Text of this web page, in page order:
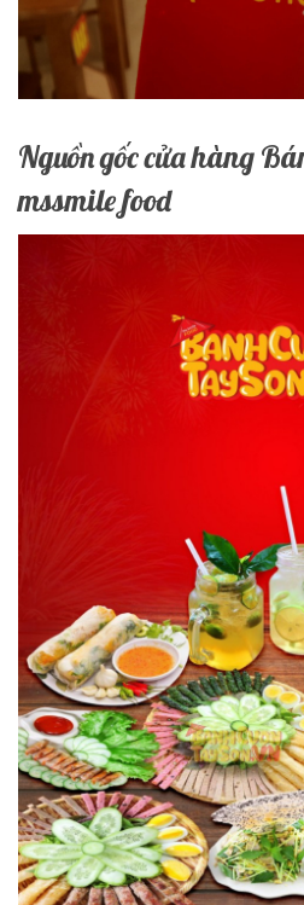
Nguồn gốc cửa hàng
mssmile food